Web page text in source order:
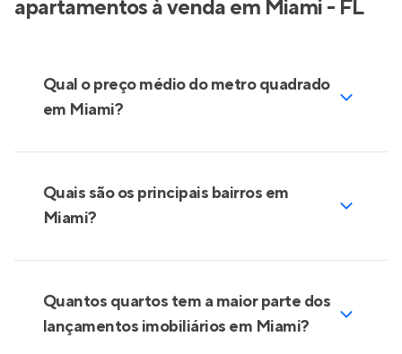
apartamentos à venda em Miami - FL
Qual o preço médio do metro quadrado
em Miami?
Quais são os principais bairros em
Miami?
Quantos quartos tem a maior parte dos
lançamentos imobiliários em Miami?